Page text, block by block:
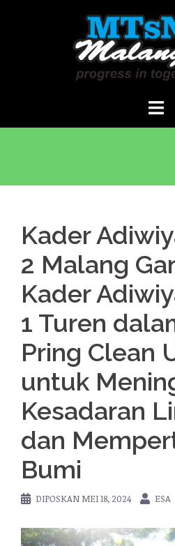
Kader
2 Malang
Kader
1 Turen
Pring Clean
untuk
Kesadaran
dan
Bumi
DIPOSKAN MEI 18, 2024 ESA